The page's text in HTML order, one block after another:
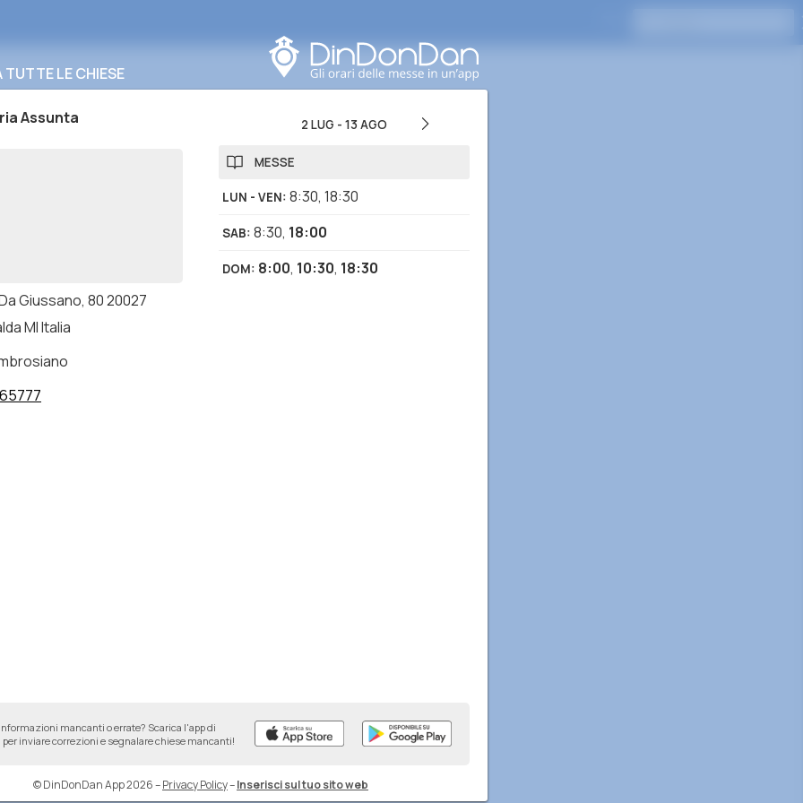
LE CHIESE
Assunta
Giussano, 80 20027
MI Italia
2 LUG - 13 AGO
MESSE
LUN - VEN: 8:30, 18:30
SAB: 8:30, 18:00
DOM: 8:00, 10:30, 18:30
mancanti o errate? Scarica l'app di
per inviare correzioni e segnalare chiese mancanti!
© DinDonDan App 2026–Privacy Policy–Inserisci sul tuo sito web